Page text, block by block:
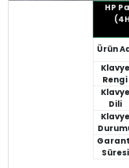
HP
Ürün
Klavye
Rengi
Klavye
Dili
Klavye
Süresi